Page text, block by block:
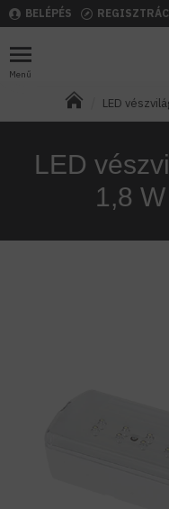
BELÉPÉS
LED
LED
1,8